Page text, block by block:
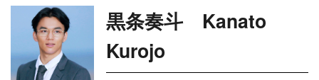
黒条奏斗 Kanato
Kurojo